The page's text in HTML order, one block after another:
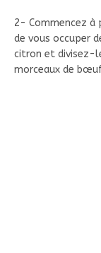
2- Commencez à
de vous occuper
citron et divisez-
morceaux de